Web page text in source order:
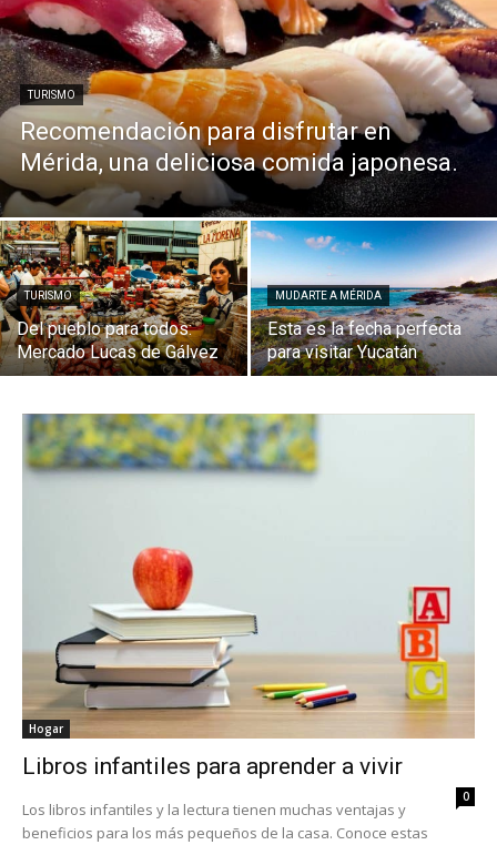
TURISMO
Recomendación para disfrutar en
Mérida, una deliciosa comida japonesa.
TURISMO
Del pueblo para todos:
Mercado Lucas de Gálvez
MUDARTE A MÉRIDA
Esta es la fecha perfecta
para visitar Yucatán
Hogar
Libros infantiles para aprender a vivir
0
Los libros infantiles y la lectura tienen muchas ventajas y
beneficios para los más pequeños de la casa. Conoce estas